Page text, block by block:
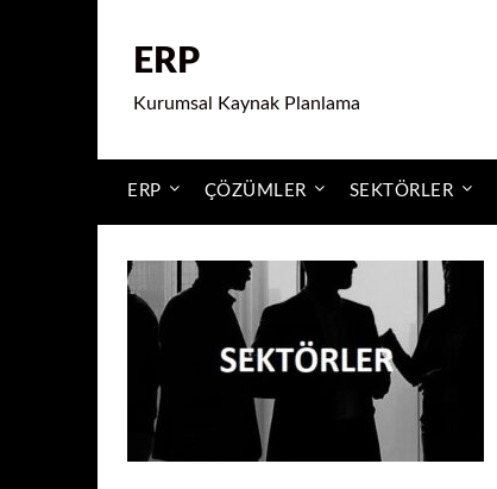
ERP
Kurumsal Kaynak Planlama
ERP ÇÖZÜMLER SEKTÖRLER